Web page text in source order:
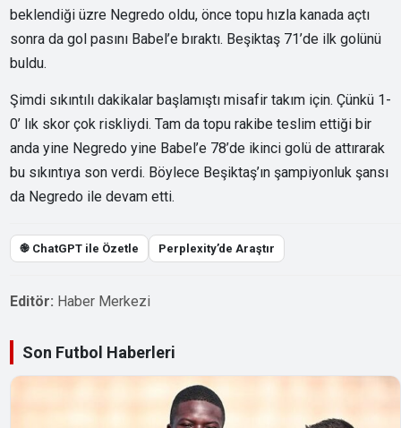
beklendiği üzre Negredo oldu, önce topu hızla kanada açtı
sonra da gol pasını Babel’e bıraktı. Beşiktaş 71’de ilk golünü
buldu.
Şimdi sıkıntılı dakikalar başlamıştı misafir takım için. Çünkü 1-
0’ lık skor çok riskliydi. Tam da topu rakibe teslim ettiği bir
anda yine Negredo yine Babel’e 78’de ikinci golü de attırarak
bu sıkıntıya son verdi. Böylece Beşiktaş’ın şampiyonluk şansı
da Negredo ile devam etti.
֎ ChatGPT ile Özetle Perplexity’de Araştır
Editör: Haber Merkezi
Son Futbol Haberleri